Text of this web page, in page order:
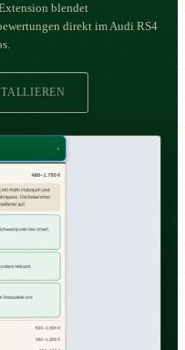
blendet
direkt im Audi RS4